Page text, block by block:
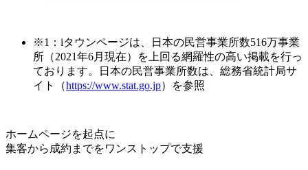
※1：iタウンページは、日本の民営事業所数516万事業
所（2021年6月現在）を上回る網羅性の高い掲載を行っ
ております。日本の民営事業所数は、総務省統計局サ
イト（https://www.stat.go.jp）を参照
ホームページを起点に
集客から成約までをワンストップで支援